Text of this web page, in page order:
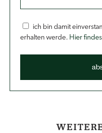
ich bin damit
erhalten werde. Hier